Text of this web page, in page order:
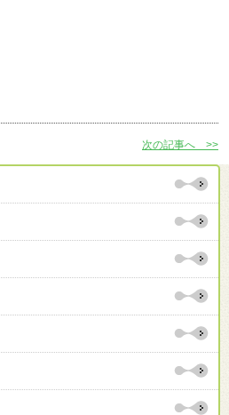
次の記事へ >>